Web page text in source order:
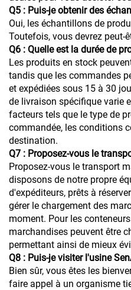
Q5 : Puis-je obtenir des
Oui, les échantillons de
Toutefois, vous devrez peut-
Q6 : Quelle est la durée de
Les produits en stock
tandis que les commandes
et expédiées sous 15 à 30
de livraison spécifique varie
facteurs tels que le type de
commandée, les conditions
destination.
Q7 : Proposez-vous le
Proposez-vous le transport
disposons de notre propre
d'expéditeurs, prêts à
gérer le chargement des
moment. Pour les
marchandises peuvent être
permettant ainsi de mieux
Q8 : Puis-je visiter l'usine
Bien sûr, vous êtes les
faire appel à un organisme